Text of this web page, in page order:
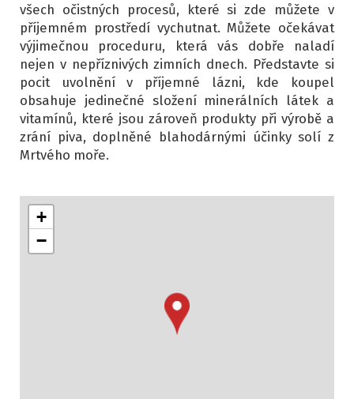
všech očistných procesů, které si zde můžete v
příjemném prostředí vychutnat. Můžete očekávat
výjimečnou proceduru, která vás dobře naladí
nejen v nepříznivých zimních dnech. Představte si
pocit uvolnění v příjemné lázni, kde koupel
obsahuje jedinečné složení minerálních látek a
vitamínů, které jsou zároveň produkty při výrobě a
zrání piva, doplněné blahodárnými účinky solí z
Mrtvého moře.
+
−